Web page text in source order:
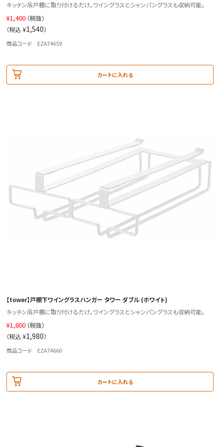
キッチン吊戸棚に取り付けるだけ。ワイングラスとシャンパングラスも収納可能。
¥1,400 （税抜）
（税込 ¥1,540）
商品コード EZA74659
カートに入れる
【tower】戸棚下ワイングラスハンガー タワー ダブル (ホワイト)
キッチン吊戸棚に取り付けるだけ。ワイングラスとシャンパングラスも収納可能。
¥1,800 （税抜）
（税込 ¥1,980）
商品コード EZA74660
カートに入れる